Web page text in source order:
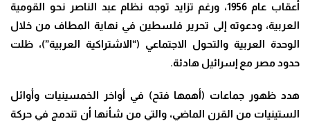
أعقاب عام 1956، ورغم تزايد توجه نظام عبد الناصر نحو القومية
العربية، ودعوته إلى تحرير فلسطين في نهاية المطاف من خلال
الوحدة العربية والتحول الاجتماعي (“الاشتراكية العربية”)، ظلت
حدود مصر مع إسرائيل هادئة.
هدد ظهور جماعات (أهمها فتح) في أواخر الخمسينيات وأوائل
الستينيات من القرن الماضي، والتي من شأنها أن تندمج في حركة